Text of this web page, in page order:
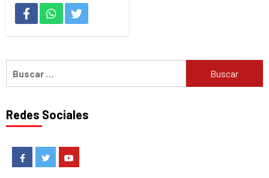
Redes Sociales
FacebookTwitter